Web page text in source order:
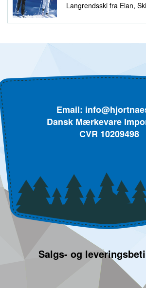
Email:
Dansk Mærkevare
CVR 10209498
Salgs- og